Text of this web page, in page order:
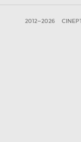
2012—2026